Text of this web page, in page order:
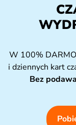
W 100%
i dziennych kart
Bez